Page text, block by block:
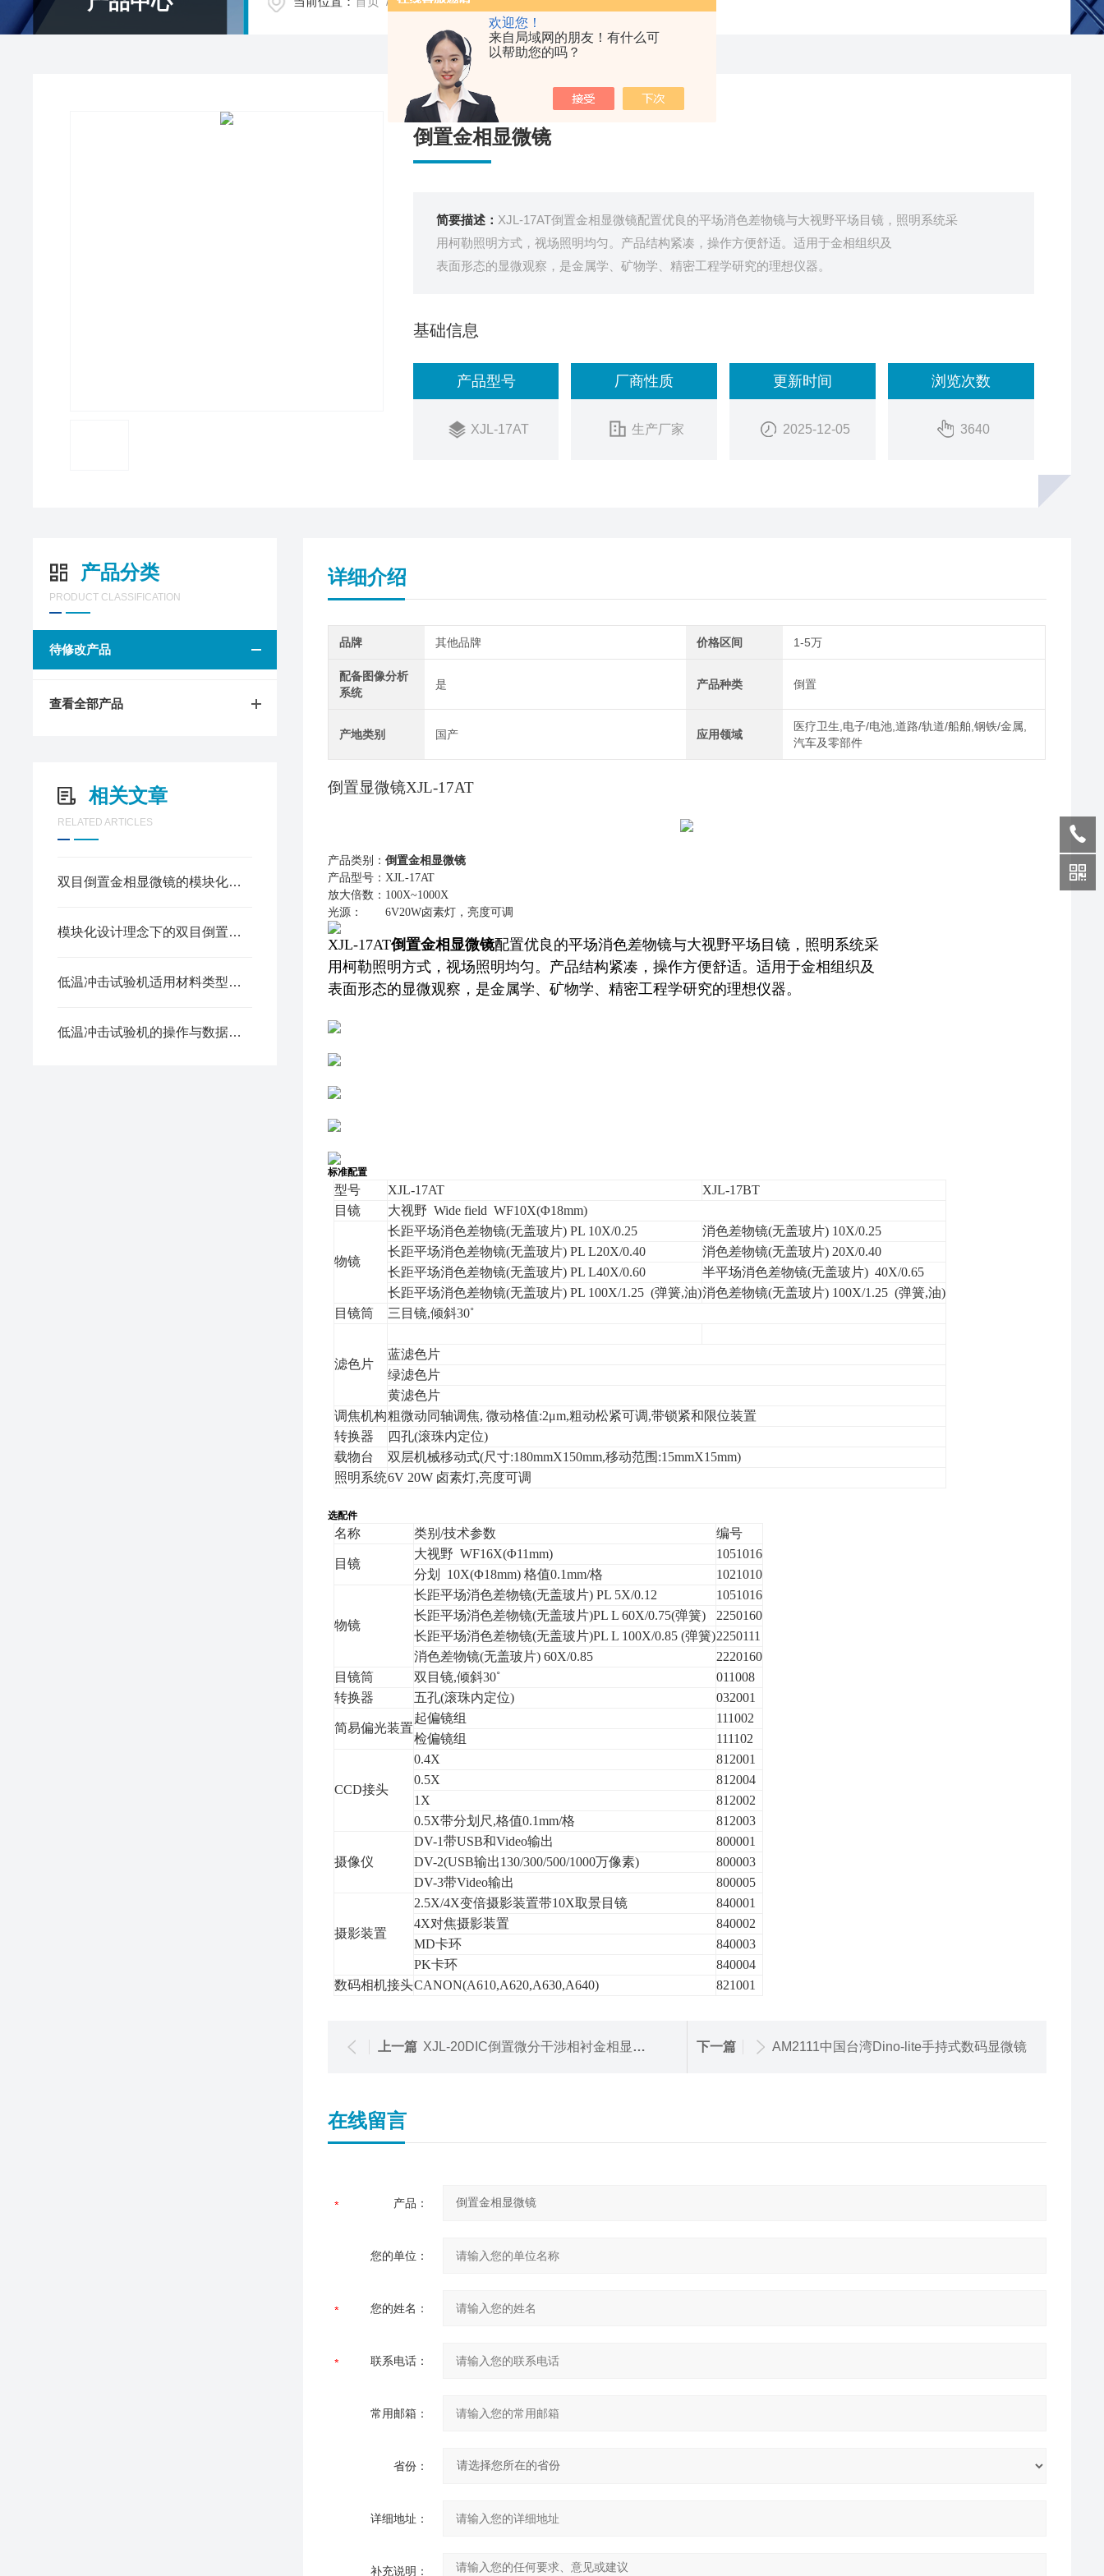
欢迎您！
来自局域网的朋友！有什么可
以帮助您的吗？
倒置金相显微镜
简要描述： XJL-17AT倒置金相显微镜配置优良的平场消色差物镜与大视野平场目镜，照明系统采
用柯勒照明方式，视场照明均匀。产品结构紧凑，操作方便舒适。适用于金相组织及
表面形态的显微观察，是金属学、矿物学、精密工程学研究的理想仪器。
基础信息
产品型号
XJL-17AT
厂商性质
生产厂家
更新时间
2025-12-05
浏览次数
3640
产品分类
PRODUCT CLASSIFICATION
待修改产品
查看全部产品
相关文章
RELATED ARTICLES
双目倒置金相显微镜的模块化功能设计——提升金相组织观察的精准度
模块化设计理念下的双目倒置金相显微镜
低温冲击试验机适用材料类型及测试目的
低温冲击试验机的操作与数据分析要点
详细介绍
品牌 其他品牌 价格区间 1-5万
配备图像分析
系统
是 产品种类 倒置
产地类别 国产 应用领域
医疗卫生,电子/电池,道路/轨道/船舶,钢铁/金属,
汽车及零部件
倒置显微镜XJL-17AT
产品类别： 倒置金相显微镜
产品型号：XJL-17AT
放大倍数：100X~1000X
光源： 6V20W卤素灯，亮度可调
XJL-17AT倒置金相显微镜配置优良的平场消色差物镜与大视野平场目镜，照明系统采
用柯勒照明方式，视场照明均匀。产品结构紧凑，操作方便舒适。适用于金相组织及
表面形态的显微观察，是金属学、矿物学、精密工程学研究的理想仪器。
标准配置
型号 XJL-17AT
XJL-17BT
目镜
大视野 Wide field WF10X(Φ18mm)
物镜
长距平场消色差物镜(无盖玻片) PL 10X/0.25
消色差物镜(无盖玻片) 10X/0.25
长距平场消色差物镜(无盖玻片) PL L20X/0.40
消色差物镜(无盖玻片) 20X/0.40
长距平场消色差物镜(无盖玻片) PL L40X/0.60
半平场消色差物镜(无盖玻片) 40X/0.65
长距平场消色差物镜(无盖玻片) PL 100X/1.25 (弹簧,油)消色差物镜(无盖玻片) 100X/1.25 (弹簧,油)
目镜筒
三目镜,倾斜30˚
滤色片
蓝滤色片
绿滤色片
黄滤色片
调焦机构粗微动同轴调焦, 微动格值:2μm,粗动松紧可调,带锁紧和限位装置
转换器
四孔(滚珠内定位)
载物台
双层机械移动式(尺寸:180mmX150mm,移动范围:15mmX15mm)
照明系统6V 20W 卤素灯,亮度可调
选配件
名称 类别/技术参数 编号
目镜
大视野 WF16X(Φ11mm)
1051016
分划 10X(Φ18mm) 格值0.1mm/格
1021010
物镜
长距平场消色差物镜(无盖玻片) PL 5X/0.12
1051016
长距平场消色差物镜(无盖玻片)PL L 60X/0.75(弹簧)
2250160
长距平场消色差物镜(无盖玻片)PL L 100X/0.85 (弹簧)2250111
消色差物镜(无盖玻片) 60X/0.85
2220160
目镜筒
双目镜,倾斜30˚
011008
转换器
五孔(滚珠内定位) 032001
简易偏光装置
起偏镜组
111002
检偏镜组
111102
CCD接头
0.4X
812001
0.5X
812004
1X
812002
0.5X带分划尺,格值0.1mm/格
812003
摄像仪
DV-1带USB和Video输出
800001
DV-2(USB输出130/300/500/1000万像素)
800003
DV-3带Video输出
800005
摄影装置
2.5X/4X变倍摄影装置带10X取景目镜
840001
4X对焦摄影装置
840002
MD卡环
840003
PK卡环
840004
数码相机接头CANON(A610,A620,A630,A640) 821001
上一篇 XJL-20DIC倒置微分干涉相衬金相显微镜 下一篇 AM2111中国台湾Dino-lite手持式数码显微镜
在线留言
产品：
您的单位：
您的姓名：
联系电话：
常用邮箱：
省份：
详细地址：
补充说明：